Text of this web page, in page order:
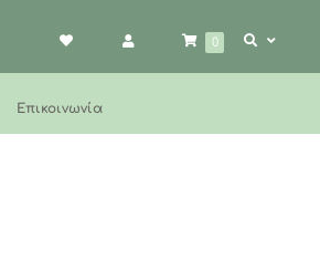
0
Επικοινωνία